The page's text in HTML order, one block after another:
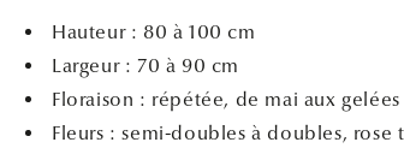
Hauteur : 80 à 100 cm
Largeur : 70 à 90 cm
Floraison : répétée, de mai aux gelées
Fleurs : semi-doubles à doubles, rose